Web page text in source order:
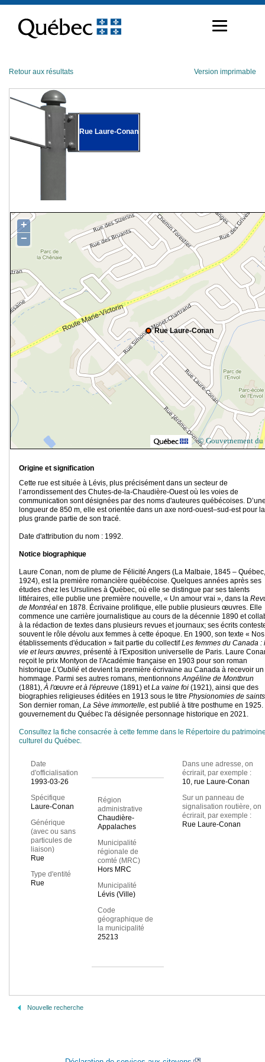
contenu
Retour aux résultats Version imprimable
Rue Laure-Conan
Rue Laure-Conan
+
−
© Gouvernement du
Origine et signification
Cette rue est située à Lévis, plus précisément dans un secteur de
l’arrondissement des Chutes-de-la-Chaudière-Ouest où les voies de
communication sont désignées par des noms d'auteures québécoises.
longueur de 850 m, elle est orientée dans un axe nord-ouest–sud-est pour la
plus grande partie de son tracé.
Date d'attribution du nom : 1992.
Notice biographique
Laure Conan, nom de plume de Félicité Angers (La Malbaie, 1845 – Québec,
1924), est la première romancière québécoise. Quelques années après ses
études chez les Ursulines à Québec, où elle se distingue par ses talents
littéraires, elle publie une première nouvelle, « Un amour vrai », dans la
de Montréal en 1878. Écrivaine prolifique, elle publie plusieurs œuvres. Elle
commence une carrière journalistique au cours de la décennie 1890 et
à la rédaction de textes dans plusieurs revues et journaux; ses écrits
souvent le rôle dévolu aux femmes à cette époque. En 1900, son texte « Nos
établissements d'éducation » fait partie du collectifLes femmes du Canada :
vie et leurs œuvres, présenté à l'Exposition universelle de Paris. Laure
reçoit le prix Montyon de l'Académie française en 1903 pour son roman
historique L'Oublié et devient la première écrivaine au Canada à recevoir un
hommage. Parmi ses autres romans, mentionnonsAngéline de Montbrun
(1881),À l'œuvre et à l'épreuve (1891) etLa vaine foi (1921), ainsi que des
biographies religieuses éditées en 1913 sous le titre Physionomies de saints
Son dernier roman, La Sève immortelle, est publié à titre posthume en 1925.
gouvernement du Québec l'a désignée personnage historique en 2021.
Consultez la fiche consacrée à cette femme dans le Répertoire du
culturel du Québec.
Date
d'officialisation
1993-03-26
Spécifique
Laure-Conan
Générique
(avec ou sans
particules de
liaison)
Rue
Type d'entité
Rue
Région
administrative
Chaudière-
Appalaches
Municipalité
régionale de
comté (MRC)
Hors MRC
Municipalité
Lévis (Ville)
Code
géographique de
la municipalité
25213
Dans une adresse, on
écrirait, par exemple :
10, rue Laure-Conan
Sur un panneau de
signalisation routière, on
écrirait, par exemple :
Rue Laure-Conan
Nouvelle recherche